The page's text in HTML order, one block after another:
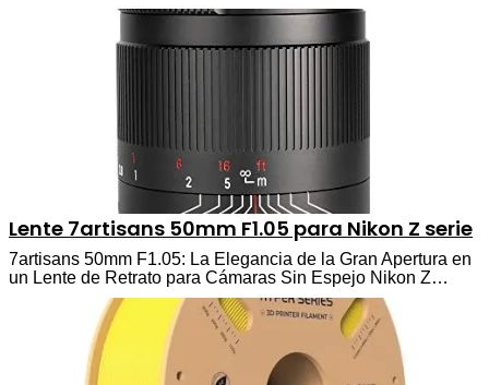
Lente 7artisans 50mm F1.05 para Nikon Z serie
7artisans 50mm F1.05: La Elegancia de la Gran Apertura en
un Lente de Retrato para Cámaras Sin Espejo Nikon Z…